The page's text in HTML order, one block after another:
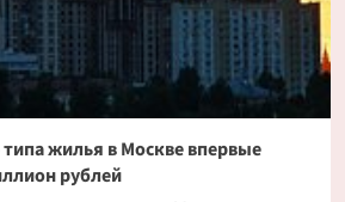
жилья в Москве впервые
рублей